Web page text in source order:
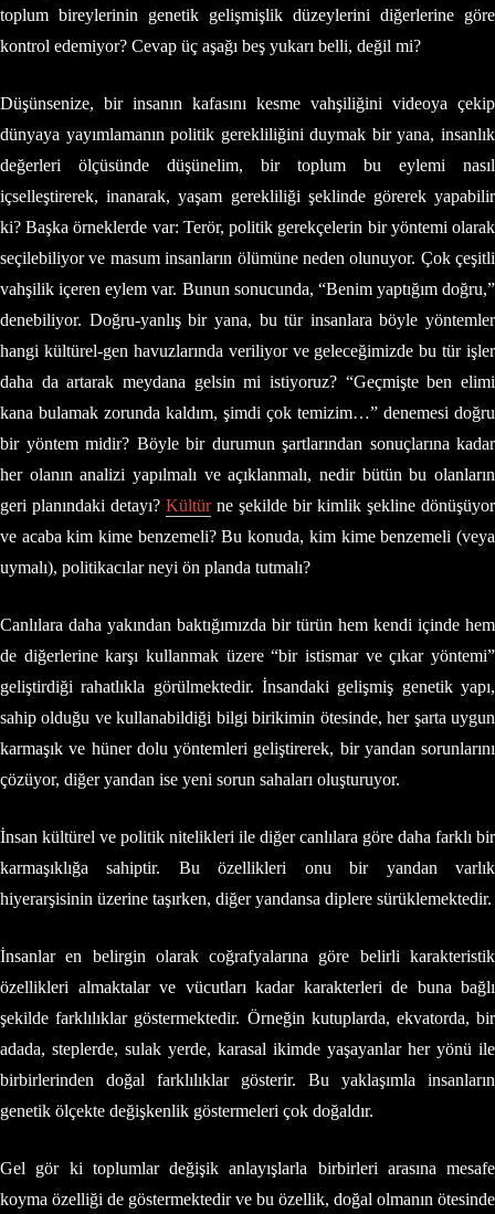
toplum bireylerinin genetik gelişmişlik düzeylerini diğerlerine göre
kontrol edemiyor? Cevap üç aşağı beş yukarı belli, değil mi?
Düşünsenize, bir insanın kafasını kesme vahşiliğini videoya çekip
dünyaya yayımlamanın politik gerekliliğini duymak bir yana, insanlık
değerleri ölçüsünde düşünelim, bir toplum bu eylemi nasıl
içselleştirerek, inanarak, yaşam gerekliliği şeklinde görerek yapabilir
ki? Başka örneklerde var: Terör, politik gerekçelerin bir yöntemi olarak
seçilebiliyor ve masum insanların ölümüne neden olunuyor. Çok çeşitli
vahşilik içeren eylem var. Bunun sonucunda, “Benim yaptığım doğru,”
denebiliyor. Doğru-yanlış bir yana, bu tür insanlara böyle yöntemler
hangi kültürel-gen havuzlarında veriliyor ve geleceğimizde bu tür işler
daha da artarak meydana gelsin mi istiyoruz? “Geçmişte ben elimi
kana bulamak zorunda kaldım, şimdi çok temizim…” denemesi doğru
bir yöntem midir? Böyle bir durumun şartlarından sonuçlarına kadar
her olanın analizi yapılmalı ve açıklanmalı, nedir bütün bu olanların
geri planındaki detayı? Kültürne şekilde bir kimlik şekline dönüşüyor
ve acaba kim kime benzemeli? Bu konuda, kim kime benzemeli (veya
uymalı), politikacılar neyi ön planda tutmalı?
Canlılara daha yakından baktığımızda bir türün hem kendi içinde hem
de diğerlerine karşı kullanmak üzere “bir istismar ve çıkar yöntemi”
geliştirdiği rahatlıkla görülmektedir. İnsandaki gelişmiş genetik yapı,
sahip olduğu ve kullanabildiği bilgi birikimin ötesinde, her şarta uygun
karmaşık ve hüner dolu yöntemleri geliştirerek, bir yandan sorunlarını
çözüyor, diğer yandan ise yeni sorun sahaları oluşturuyor.
İnsan kültürel ve politik nitelikleri ile diğer canlılara göre daha farklı bir
karmaşıklığa sahiptir. Bu özellikleri onu bir yandan varlık
hiyerarşisinin üzerine taşırken, diğer yandansa diplere sürüklemektedir.
İnsanlar en belirgin olarak coğrafyalarına göre belirli karakteristik
özellikleri almaktalar ve vücutları kadar karakterleri de buna bağlı
şekilde farklılıklar göstermektedir. Örneğin kutuplarda, ekvatorda, bir
adada, steplerde, sulak yerde, karasal ikimde yaşayanlar her yönü ile
birbirlerinden doğal farklılıklar gösterir. Bu yaklaşımla insanların
genetik ölçekte değişkenlik göstermeleri çok doğaldır.
Gel gör ki toplumlar değişik anlayışlarla birbirleri arasına mesafe
koyma özelliği de göstermektedir ve bu özellik, doğal olmanın ötesinde